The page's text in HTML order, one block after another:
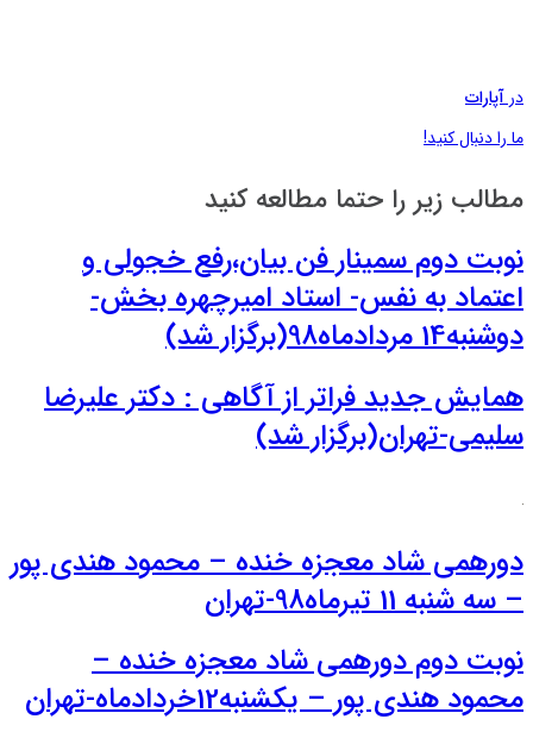
درآپارات
ما را دنبال کنید!
مطالب زیر را حتما مطالعه کنید
نوبت دوم سمینار فن بیان،رفع خجولی و
اعتماد به نفس- استاد امیرچهره بخش-
دوشنبه14 مردادماه98(برگزار شد)
همایش جدید فراتر از آگاهی : دکتر علیرضا
سلیمی-تهران(برگزار شد)
دورهمی شاد معجزه خنده – محمود هندی پور
– سه شنبه 11 تیرماه98-تهران
نوبت دوم دورهمی شاد معجزه خنده –
محمود هندی پور – یکشنبه12خردادماه-تهران